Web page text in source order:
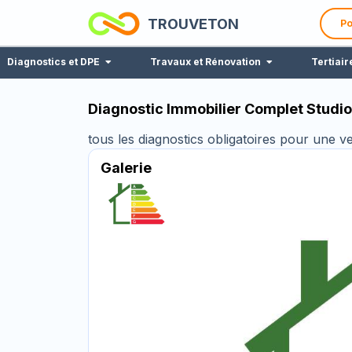
TROUVETON
Diagnostics et DPE Travaux et Rénovation
Diagnostic Immobilier Complet Studio
tous les diagnostics obligatoires pour une
Galerie